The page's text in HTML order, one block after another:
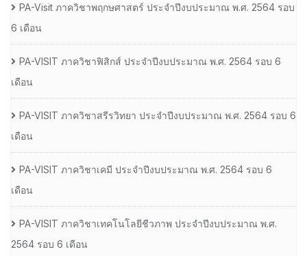
PA-Visit ภาควิชาพฤกษศาสตร์ ประจำปีงบประมาณ พ.ศ. 2564 รอบ
6 เดือน
PA-VISIT ภาควิชาฟิสิกส์ ประจำปีงบประมาณ พ.ศ. 2564 รอบ 6
เดือน
PA-VISIT ภาควิชาสรีรวิทยา ประจำปีงบประมาณ พ.ศ. 2564 รอบ 6
เดือน
PA-VISIT ภาควิชาเคมี ประจำปีงบประมาณ พ.ศ. 2564 รอบ 6
เดือน
PA-VISIT ภาควิชาเทคโนโลยีชีวภาพ ประจำปีงบประมาณ พ.ศ.
2564 รอบ 6 เดือน